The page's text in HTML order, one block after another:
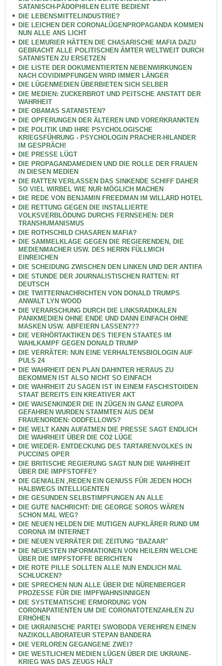
SATANISCH-PÄDOPHILEN ELITE BEDIENT
DIE LEBENSMITTELINDUSTRIE?
DIE LEICHEN DER CORONALÜGENPROPAGANDA KOMMEN
NUN ALLE ANS LICHT
DIE LEMURIER HÄTTEN DIE CHASARISCHE MAFIA DAZU
GEBRACHT ALLE POLITISCHEN ÄMTER WELTWEIT DURCH
SATANISTEN ZU ERSETZEN
DIE LISTE DER DOKUMENTIERTEN NEBENWIRKUNGEN
NACH COVIDIMPFUNGEN WIRD IMMER LÄNGER
DIE LÜGENMEDIEN ÜBERBIETEN SICH SELBER
DIE MEDIEN: ZUCKERBROT UND PEITSCHE ANSTATT DER
WAHRHEIT
DIE OBAMAS SATANISTEN?
DIE OPFERUNGEN DER ÄLTEREN UND VORERKRANKTEN
DIE POLITIK UND IHRE PSYCHOLOGISCHE
KRIEGSFÜHRUNG - PSYCHOLOGIN PRACHER-HILANDER
IM GESPRÄCH!
DIE PRESSE LÜGT
DIE PROPAGANDAMEDIEN UND DIE ROLLE DER FRAUEN
IN DIESEN MEDIEN
DIE RATTEN VERLASSEN DAS SINKENDE SCHIFF DAHER
SO VIEL WIRBEL WIE NUR MÖGLICH MACHEN
DIE REDE VON BENJAMIN FREEDMAN IM WILLARD HOTEL
DIE RETTUNG GEGEN DIE INSTALLIERTE
VOLKSVERBLÖDUNG DURCHS FERNSEHEN: DER
TRANSHUMANISMUS
DIE ROTHSCHILD CHASAREN MAFIA?
DIE SAMMELKLAGE GEGEN DIE REGIERENDEN, DIE
MEDIENMACHER USW. DES HERRN FÜLLMICH
EINREICHEN
DIE SCHEIDUNG ZWISCHEN DEN LINKEN UND DER ANTIFA
DIE STUNDE DER JOURNALISTISCHEN RATTEN: RT
DEUTSCH
DIE TWITTERNACHRICHTEN VON DONALD TRUMPS
ANWALT LYN WOOD
DIE VERARSCHUNG DURCH DIE LINKSRADIKALEN
PANIKMEDIEN OHNE ENDE UND DANN EINFACH OHNE
MASKEN USW. ABFEIERN LASSEN???
DIE VERHÖRTAKTIKEN DES TIEFEN STAATES IM
WAHLKAMPF GEGEN DONALD TRUMP
DIE VERRÄTER: NUN EINE VERHALTENSBIOLOGIN AUF
PULS 24
DIE WAHRHEIT DEN PLAN DAHINTER HERAUS ZU
BEKOMMEN IST ALSO NICHT SO EINFACH
DIE WAHRHEIT ZU SAGEN IST IN EINEM FASCHISTOIDEN
STAAT BEREITS EIN KREATIVER AKT
DIE WAISENKINDER DIE IN ZÜGEN IN GANZ EUROPA
GEFAHREN WURDEN STAMMTEN AUS DEM
FRAUENORDEN: ODDFELLOWS?
DIE WELT KANN AUFATMEN DIE PRESSE SAGT ENDLICH
DIE WAHRHEIT ÜBER DIE CO2 LÜGE
DIE WIEDER- ENTDECKUNG DES TARTARENVOLKES IN
PUCCINIS OPER
DIE BRITISCHE REGIERUNG SAGT NUN DIE WAHRHEIT
ÜBER DIE IMPFSTOFFE?
DIE GENIALEN ,REDEN EIN GENUSS FÜR JEDEN HOCH
HALBWEGS INTELLIGENTEN
DIE GESUNDEN SELBSTIMPFUNGEN AN ALLE
DIE GUTE NACHRICHT: DIE GEORGE SOROS WÄREN
SCHON MAL WEG?
DIE NEUEN HELDEN DIE MUTIGEN AUFKLÄRER RUND UM
CORONA IM INTERNET
DIE NEUEN VERRÄTER DIE ZEITUNG "BAZAAR"
DIE NEUESTEN INFORMATIONEN VON HEILERN WELCHE
ÜBER DIE IMPFSTOFFE BERICHTEN
DIE ROTE PILLE SOLLTEN ALLE NUN ENDLICH MAL
SCHLUCKEN?
DIE SPRECHEN NUN ALLE ÜBER DIE NÜRENBERGER
PROZESSE FÜR DIE IMPFWAHNSINNIGEN
DIE SYSTEMATISCHE ERMORDUNG VON
CORONAPATIENTEN UM DIE CORONATOTENZAHLEN ZU
ERHÖHEN
DIE UKRAINISCHE PARTEI SWOBODA VEREHREN EINEN
NAZIKOLLABORATEUR STEPAN BANDERA
DIE VERLOREN GEGANGENE ZWEI?
DIE WESTLICHEN MEDIEN LÜGEN ÜBER DIE UKRAINE-
KRIEG WAS DAS ZEUGS HÄLT